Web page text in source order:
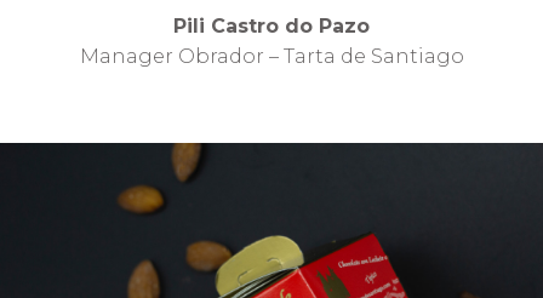
Pili Castro do Pazo
Manager Obrador – Tarta de Santiago